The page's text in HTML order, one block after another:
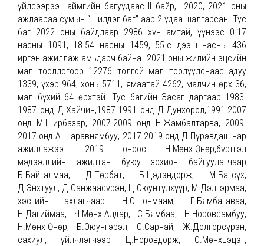
үйлсээрээ аймгийн багуудаас II байр, 2020, 2021 оны
ажлаараа сумын “Шилдэг баг”-аар 2 удаа шалгарсан. Тус
баг 2022 оны байдлаар 2986 хүн амтай, үүнээс 0-17
насны 1091, 18-54 насны 1459, 55-с дээш насны 436
иргэн ажиллаж амьдарч байна. 2021 оны жилийн эцсийн
мал тооллогоор 12276 толгой мал тоолуулснаас адуу
1339, үхэр 964, хонь 5711, ямаатай 4262, малчин өрх 36,
мал бүхий 64 өрхтэй. Тус багийн Засаг даргаар 1983-
1987 онд Д.Хайчин,1987-1991 онд Д.Дунхорол,1991-2007
онд М.Ширбазар, 2007-2009 онд Н.Жамбалтарва, 2009-
2017 онд А.Шаравнямбуу, 2017-2019 онд Д.Пүрэвдаш нар
ажиллажээ. 2019 оноос Н.Мөнх-Өнөр,бүртгэл
мэдээллийн ажилтан буюу зохион байгуулагчаар
Б.Байгалмаа, Д.Төрбат, Б.Цэдэндорж, М.Батсүх,
Д.Энхтуул, Д.Санжаасүрэн, Ц.Оюунтүлхүүр, М.Дэлгэрмаа,
хэсгийн ахлагчаар: Н.Отгонмаам, Г.Бямбагаваа,
Н.Дагиймаа, Ч.Мөнх-Алдар, С.Бямбаа, Н.Норовсамбуу,
Н.Мөнх-Өнөр, Б.Оюунгэрэл, С.Сарнай, Ж.Долгорсүрэн,
сахиул, үйлчлэгчээр Ц.Норовдорж, О.Мөнхцэцэг,